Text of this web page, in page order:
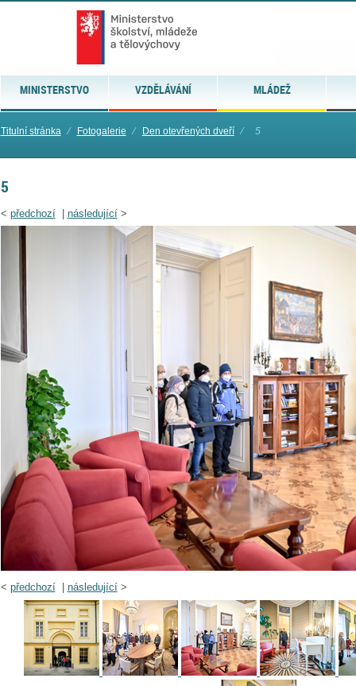
MINISTERSTVO VZDĚLÁVÁNÍ MLÁDEŽ
Titulní stránka ⁄ Fotogalerie ⁄ Den otevřených dveří ⁄ 5
5
< předchozí| následující>
< předchozí| následující>